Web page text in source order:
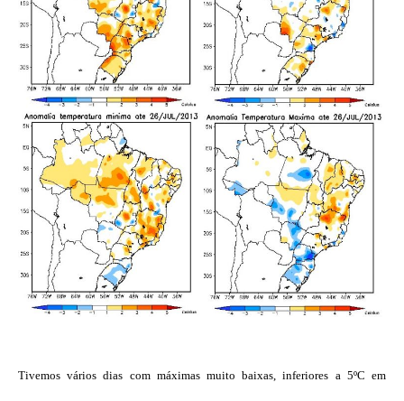
Tivemos vários dias com máximas muito baixas, inferiores a 5ºC em